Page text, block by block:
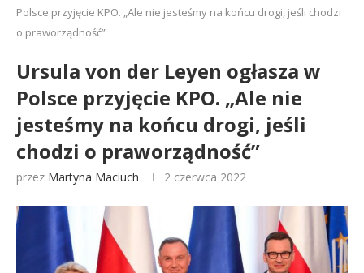
Polsce przyjęcie KPO. „Ale nie jesteśmy na końcu drogi, jeśli chodzi
o praworządność”
Ursula von der Leyen ogłasza w
Polsce przyjęcie KPO. „Ale nie
jesteśmy na końcu drogi, jeśli
chodzi o praworządność”
przez Martyna Maciuch 2 czerwca 2022